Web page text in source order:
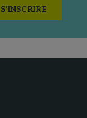
S'INSCRIRE